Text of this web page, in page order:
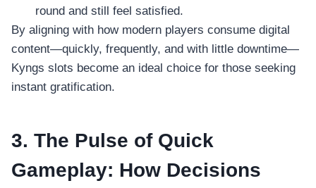
round and still feel satisfied.
By aligning with how modern players consume digital
content—quickly, frequently, and with little downtime—
Kyngs slots become an ideal choice for those seeking
instant gratification.
3. The Pulse of Quick
Gameplay: How Decisions